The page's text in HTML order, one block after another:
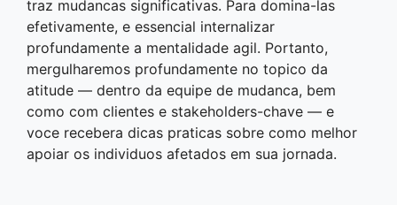
traz mudancas significativas. Para domina-las
efetivamente, e essencial internalizar
profundamente a mentalidade agil. Portanto,
mergulharemos profundamente no topico da
atitude — dentro da equipe de mudanca, bem
como com clientes e stakeholders-chave — e
voce recebera dicas praticas sobre como melhor
apoiar os individuos afetados em sua jornada.